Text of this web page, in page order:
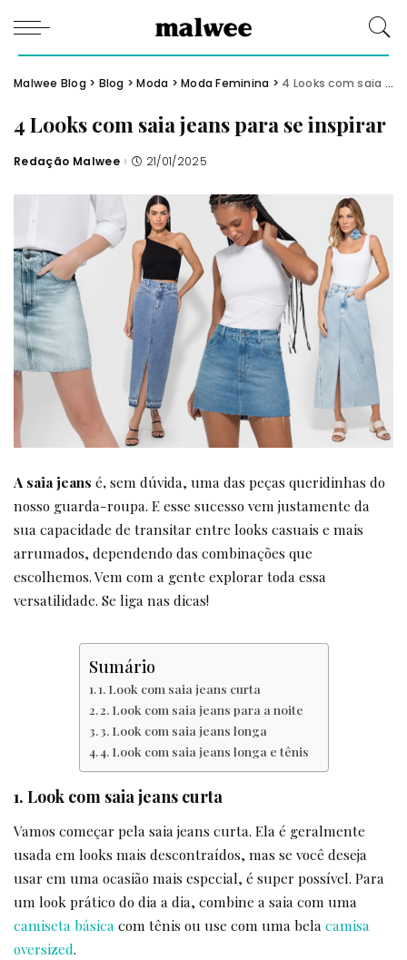
Malwee Blog > Blog >Moda >Moda Feminina > 4 Looks com saia jeans para se inspirar
4 Looks com saia jeans para se inspirar
Posted
Redação Malwee 21/01/2025
A saia jeans é,sem dúvida, uma das peças queridinhas do
nosso guarda-roupa. E esse sucesso vem justamente da
sua capacidade de transitar entre looks casuais e mais
arrumados, dependendo das combinações que
escolhemos. Vem com a gente explorar toda essa
versatilidade. Se liga nas dicas!
Sumário
1. Look com saia jeans curta
2. Look com saia jeans para a noite
3. Look com saia jeans longa
4. Look com saia jeans longa e tênis
1. Look com saia jeans curta
Vamos começar pela saia jeans curta. Ela é geralmente
usada em looks mais descontraídos, mas se você deseja
usar em uma ocasião mais especial, é super possível. Para
um look prático do dia a dia, combine a saia com uma
camiseta básica com tênis ou use com uma bela camisa
oversized.